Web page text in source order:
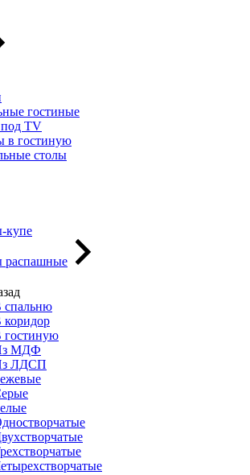
гостиные
ТV
в гостиную
столы
спальню
коридор
гостиную
МДФ
ЛДСП